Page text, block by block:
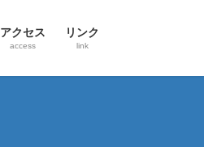
アクセス
access
リンク
link